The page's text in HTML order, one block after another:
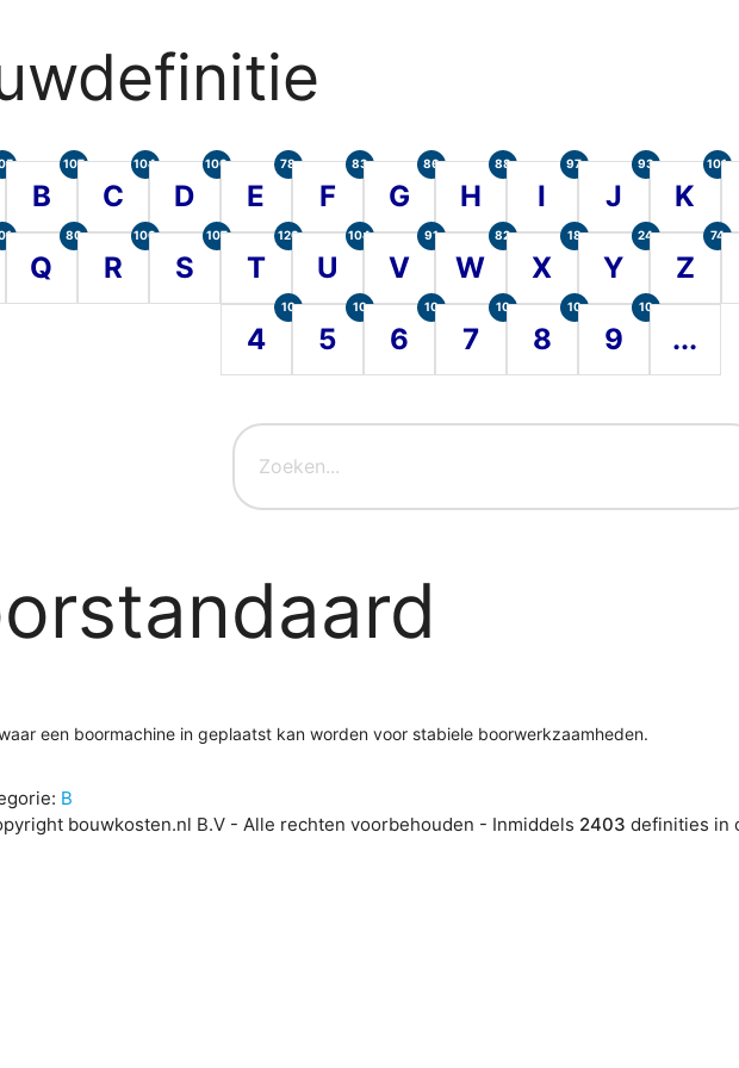
B
107
C
104
D
100
E
78
F
83
G
86
H
88
I
97
J
93
K
101
Q
80
R
100
S
107
T
120
U
104
V
91
W
82
X
18
Y
24
Z
74
4
10
5
10
6
10
7
10
8
10
9
10
...
een boormachine in geplaatst kan worden voor stabiele boorwerkzaamheden.
B
bouwkosten.nl B.V - Alle rechten voorbehouden - Inmiddels 2403 definities in